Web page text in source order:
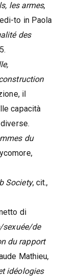
les armes,
to in Paola
des
il
capacità
du
Society, cit.,
di
sexuée/de
du rapport
Mathieu,
idéologies